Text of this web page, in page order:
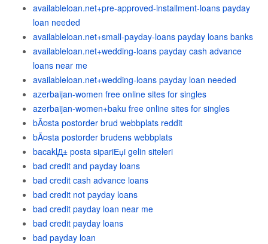
availableloan.net+pre-approved-installment-loans payday
loan needed
availableloan.net+small-payday-loans payday loans banks
availableloan.net+wedding-loans payday cash advance
loans near me
availableloan.net+wedding-loans payday loan needed
azerbaijan-women free online sites for singles
azerbaijan-women+baku free online sites for singles
bÃ¤sta postorder brud webbplats reddit
bÃ¤sta postorder brudens webbplats
bacaklД± posta sipariЕџi gelin siteleri
bad credit and payday loans
bad credit cash advance loans
bad credit not payday loans
bad credit payday loan near me
bad credit payday loans
bad payday loan